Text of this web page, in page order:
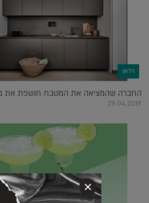
וידאו
החברה שהמציאה את המטבח חושפת את
29.04.2019
×